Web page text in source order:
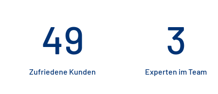
49
Zufriedene Kunden
3
Experten im Team